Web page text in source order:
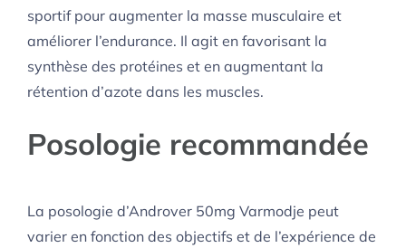
sportif pour augmenter la masse musculaire et
améliorer l’endurance. Il agit en favorisant la
synthèse des protéines et en augmentant la
rétention d’azote dans les muscles.
Posologie recommandée
La posologie d’Androver 50mg Varmodje peut
varier en fonction des objectifs et de l’expérience de